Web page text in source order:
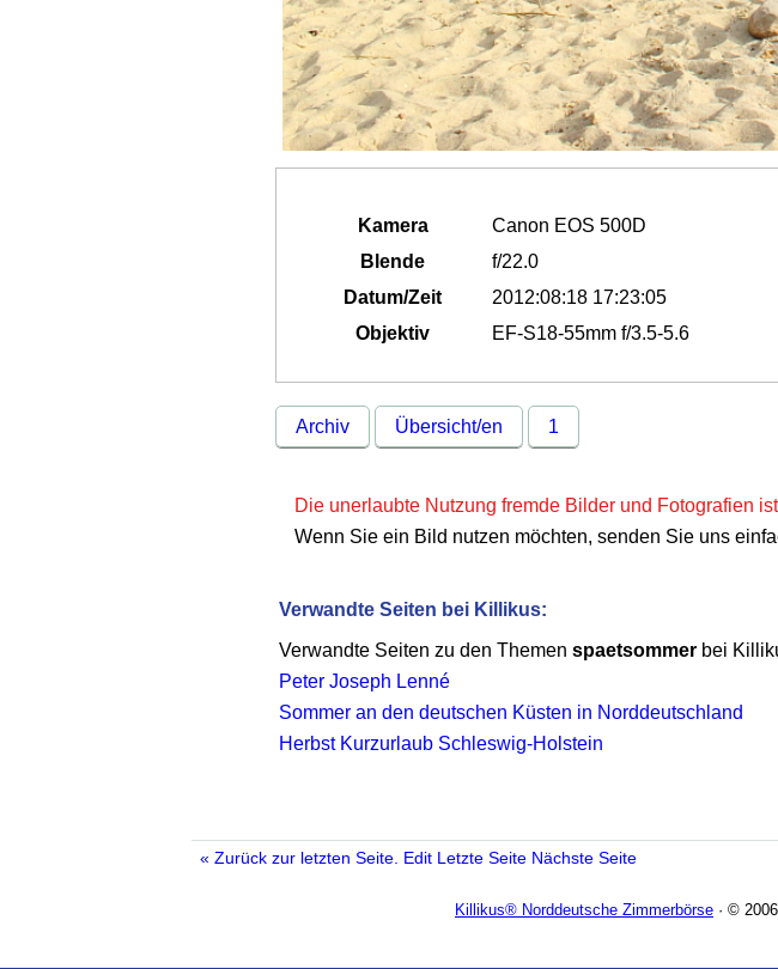
Kamera
Canon EOS 500D
Blende
f/22.0
Datum/Zeit
2012:08:18 17:23:05
Objektiv
EF-S18-55mm f/3.5-5.6
Archiv Übersicht/en 1
Die unerlaubte Nutzung fremde Bilder und Fotografien
Wenn Sie ein Bild nutzen möchten, senden Sie uns
Verwandte Seiten bei Killikus:
Verwandte Seiten zu den Themen spaetsommerbei
Peter Joseph Lenné
Sommer an den deutschen Küsten in Norddeutschland
Herbst Kurzurlaub Schleswig-Holstein
« Zurück zur letzten Seite. Edit Letzte Seite Nächste Seite
Killikus® Norddeutsche Zimmerbörse · ©